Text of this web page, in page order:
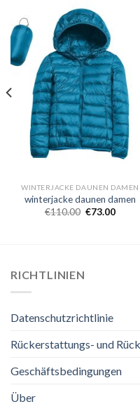
WINTERJACKE DAUNEN DAMEN
winterjacke daunen damen
€110.00 €73.00
RICHTLINIEN
Datenschutzrichtlinie
Rückerstattungs- und
Geschäftsbedingungen
Über